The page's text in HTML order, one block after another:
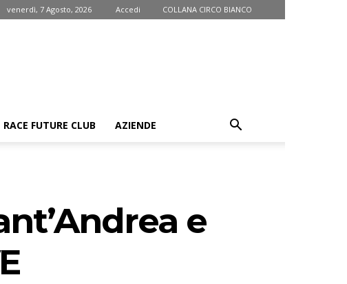
venerdì, 7 Agosto, 2026 Accedi COLLANA CIRCO BIANCO
RACE FUTURE CLUB AZIENDE
e